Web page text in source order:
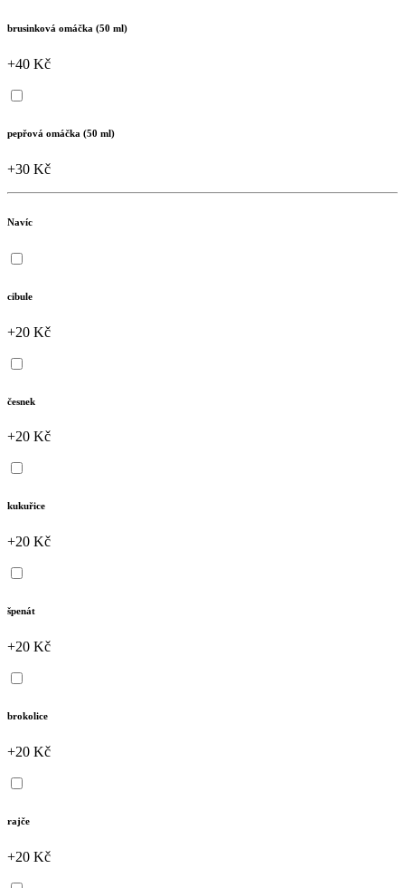
brusinková omáčka (50 ml)
+40 Kč
pepřová omáčka (50 ml)
+30 Kč
Navíc
cibule
+20 Kč
česnek
+20 Kč
kukuřice
+20 Kč
špenát
+20 Kč
brokolice
+20 Kč
rajče
+20 Kč